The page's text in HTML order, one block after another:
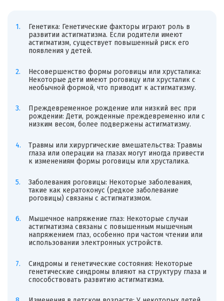
Генетика: Генетические факторы играют роль в
развитии астигматизма. Если родители имеют
астигматизм, существует повышенный риск его
появления у детей.
Несовершенство формы роговицы или хрусталика:
Некоторые дети имеют роговицу или хрусталик с
необычной формой, что приводит к астигматизму.
Преждевременное рождение или низкий вес при
рождении: Дети, рожденные преждевременно или с
низким весом, более подвержены астигматизму.
Травмы или хирургические вмешательства: Травмы
глаза или операции на глазах могут иногда привести
к изменениям формы роговицы или хрусталика.
Заболевания роговицы: Некоторые заболевания,
такие как кератоконус (редкое заболевание
роговицы) связаны с астигматизмом.
Мышечное напряжение глаз: Некоторые случаи
астигматизма связаны с повышенным мышечным
напряжением глаз, особенно при частом чтении или
использовании электронных устройств.
Синдромы и генетические состояния: Некоторые
генетические синдромы влияют на структуру глаза и
способствовать развитию астигматизма.